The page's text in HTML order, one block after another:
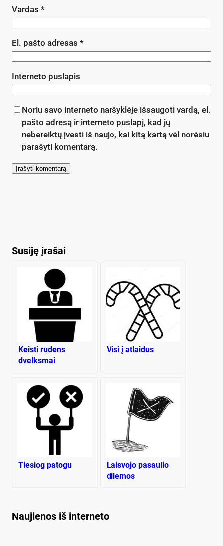
Vardas *
El. pašto adresas *
Interneto puslapis
Noriu savo interneto naršyklėje išsaugoti vardą, el.
pašto adresą ir interneto puslapį, kad jų
nebereiktų įvesti iš naujo, kai kitą kartą vėl norėsiu
parašyti komentarą.
Susiję įrašai
Keisti rudens
dvelksmai
Visi į atlaidus
Tiesiog patogu
Laisvojo pasaulio
dilemos
Naujienos iš interneto